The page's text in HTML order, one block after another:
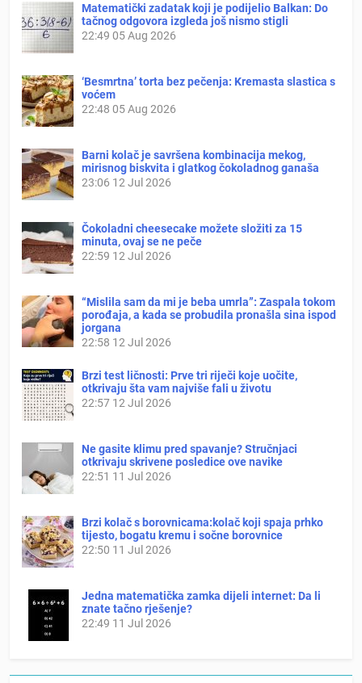
Matematički zadatak koji je podijelio Balkan: Do
tačnog odgovora izgleda još nismo stigli
22:49 05 Aug 2026
‘Besmrtna’ torta bez pečenja: Kremasta slastica s
voćem
22:48 05 Aug 2026
Barni kolač je savršena kombinacija mekog,
mirisnog biskvita i glatkog čokoladnog ganaša
23:06 12 Jul 2026
Čokoladni cheesecake možete složiti za 15
minuta, ovaj se ne peče
22:59 12 Jul 2026
“Mislila sam da mi je beba umrla”: Zaspala tokom
porođaja, a kada se probudila pronašla sina ispod
jorgana
22:58 12 Jul 2026
Brzi test ličnosti: Prve tri riječi koje uočite,
otkrivaju šta vam najviše fali u životu
22:57 12 Jul 2026
Ne gasite klimu pred spavanje? Stručnjaci
otkrivaju skrivene posledice ove navike
22:51 11 Jul 2026
Brzi kolač s borovnicama:kolač koji spaja prhko
tijesto, bogatu kremu i sočne borovnice
22:50 11 Jul 2026
Jedna matematička zamka dijeli internet: Da li
znate tačno rješenje?
22:49 11 Jul 2026